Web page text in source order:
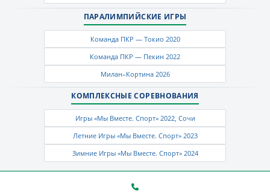
ПАРАЛИМПИЙСКИЕ ИГРЫ
Команда ПКР — Токио 2020
Команда ПКР — Пекин 2022
Милан–Кортина 2026
КОМПЛЕКСНЫЕ СОРЕВНОВАНИЯ
Игры «Мы Вместе. Спорт» 2022, Сочи
Летние Игры «Мы Вместе. Спорт» 2023
Зимние Игры «Мы Вместе. Спорт» 2024